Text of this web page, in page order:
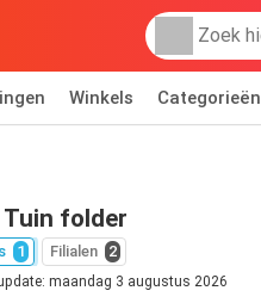
Winkels Categorieën
Tuin folder
1 Filialen 2
maandag 3 augustus 2026